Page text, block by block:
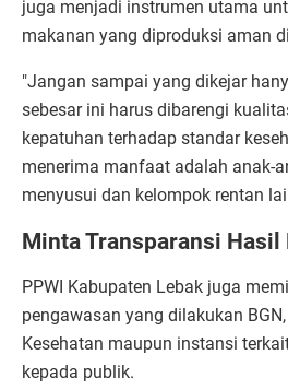
juga menjadi instrumen utama
makanan yang diproduksi aman
"Jangan sampai yang dikejar
sebesar ini harus dibarengi
kepatuhan terhadap standar
menerima manfaat adalah anak-
menyusui dan kelompok rentan
Minta Transparansi Hasil
PPWI Kabupaten Lebak juga
pengawasan yang dilakukan
Kesehatan maupun instansi
kepada publik.